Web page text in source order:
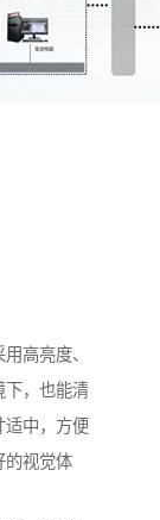
高亮度、
下，也能清
适中，方便
的视觉体